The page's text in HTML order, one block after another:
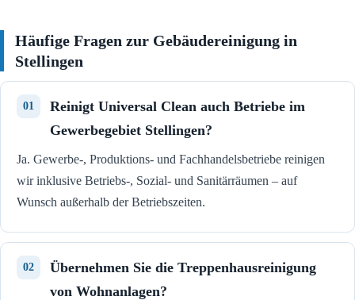
Häufige Fragen zur Gebäudereinigung in
Stellingen
Reinigt Universal Clean auch Betriebe im
Gewerbegebiet Stellingen?
Ja. Gewerbe-, Produktions- und Fachhandelsbetriebe reinigen
wir inklusive Betriebs-, Sozial- und Sanitärräumen – auf
Wunsch außerhalb der Betriebszeiten.
Übernehmen Sie die Treppenhausreinigung
von Wohnanlagen?